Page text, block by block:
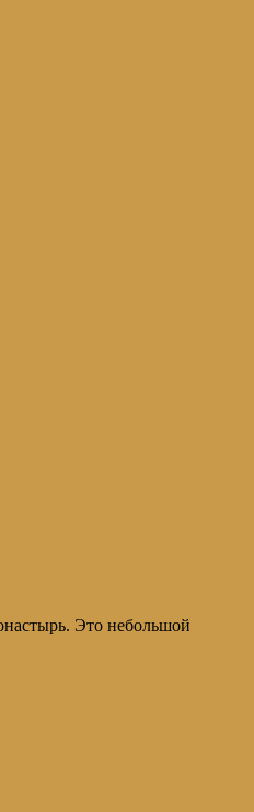
Это небольшой